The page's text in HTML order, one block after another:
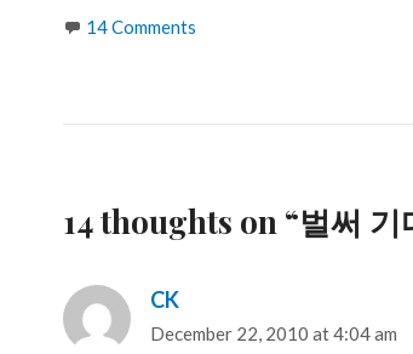
14 Comments
14 thoughts on “벌써 기
CK
December 22, 2010 at 4:04 am